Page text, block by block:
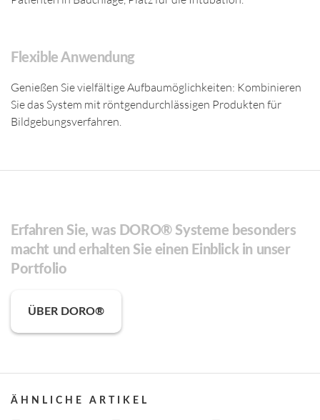
Flexible Anwendung
Genießen Sie vielfältige Aufbaumöglichkeiten: Kombinieren
Sie das System mit röntgendurchlässigen Produkten für
Bildgebungsverfahren.
Erfahren Sie, was DORO® Systeme besonders
macht und erhalten Sie einen Einblick in unser
Portfolio
ÜBER DORO®
ÄHNLICHE ARTIKEL